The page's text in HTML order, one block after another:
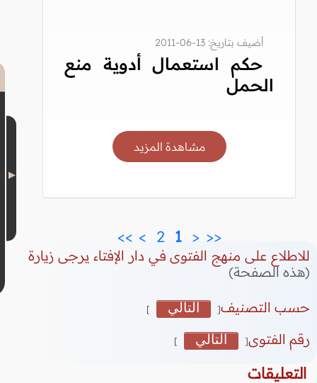
أضيف بتاريخ: 13-06-2011
حكم استعمال أدوية منع
الحمل
مشاهدة المزيد
<<
<
1
2
>
>>
للاطلاع على منهج الفتوى في دار الإفتاء يرجى زيارة
(هذه الصفحة)
حسب التصنيف[ التالي ]
رقم الفتوى[ التالي ]
التعليقات